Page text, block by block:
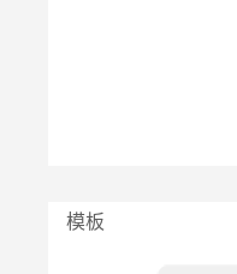
模板